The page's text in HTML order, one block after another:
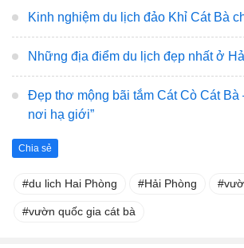
Kinh nghiệm du lịch đảo Khỉ Cát Bà
Những địa điểm du lịch đẹp nhất ở
Đẹp thơ mộng bãi tắm Cát Cò Cát Bà
nơi hạ giới”
Chia sẻ
du lich Hai Phòng Hải Phòng
vườn quốc gia cát bà